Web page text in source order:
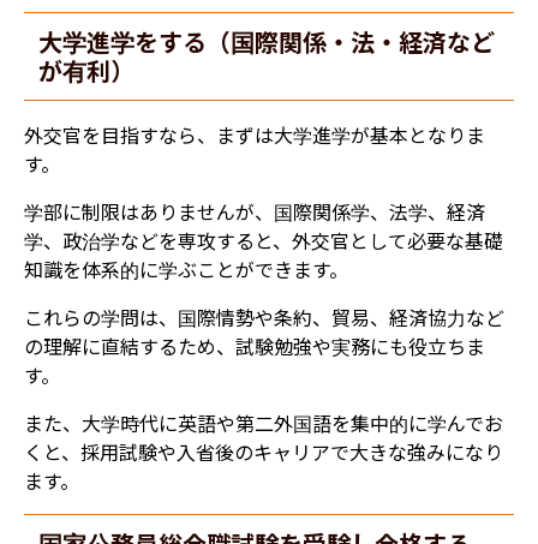
大学進学をする（国際関係・法・経済など
が有利）
外交官を目指すなら、まずは大学進学が基本となりま
す。
学部に制限はありませんが、国際関係学、法学、経済
学、政治学などを専攻すると、外交官として必要な基礎
知識を体系的に学ぶことができます。
これらの学問は、国際情勢や条約、貿易、経済協力など
の理解に直結するため、試験勉強や実務にも役立ちま
す。
また、大学時代に英語や第二外国語を集中的に学んでお
くと、採用試験や入省後のキャリアで大きな強みになり
ます。